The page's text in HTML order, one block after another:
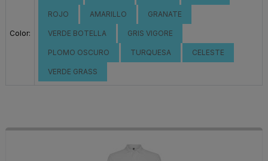
Color:
ROJO AMARILLO GRANATE
VERDE BOTELLA GRIS VIGORE
PLOMO OSCURO TURQUESA CELESTE
VERDE GRASS